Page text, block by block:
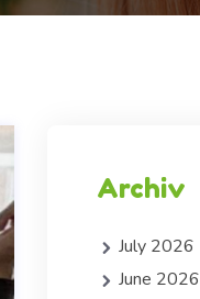
Archiv
July 2026
June 2026